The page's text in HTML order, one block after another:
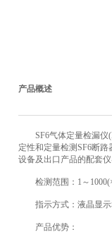
产品概述
SF6气体定量检漏仪
定性和定量检测SF6断
设备及出口产品的配套
检测范围：1～
指示方式：液晶显示
产品优势：